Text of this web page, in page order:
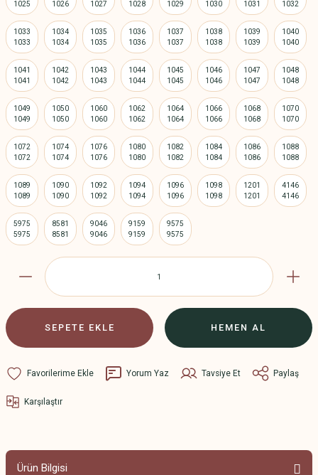
1033 1034 1035 1036 1037 1038 1039 1040
1041 1042 1043 1044 1045 1046 1047 1048
1049 1050 1060 1062 1064 1066 1068 1070
1072 1074 1076 1080 1082 1084 1086 1088
1089 1090 1092 1094 1096 1098 1201 4146
5975 8581 9046 9159 9575
SEPETE EKLE HEMEN AL
Yorum Yaz Tavsiye Et Paylaş
Karşılaştır
Ürün Bilgisi